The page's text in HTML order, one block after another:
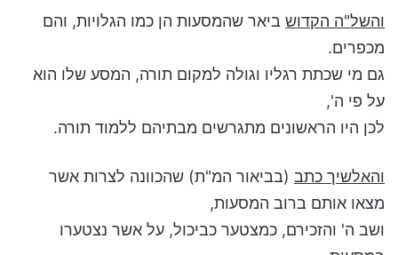
והשל"ה הקדוש ביאר שהמסעות הן כמו הגלויות, והם
מכפרים.
גם מי שכתת רגליו וגולה למקום תורה, המסע שלו הוא
על פי ה',
לכן היו הראשונים מתגרשים מבתיהם ללמוד תורה.
והאלשיך כתב (בביאור המ"ת) שהכוונה לצרות אשר
מצאו אותם ברוב המסעות,
ושב ה' והזכירם, כמצטער כביכול, על אשר נצטערו